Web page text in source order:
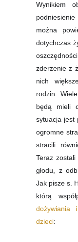
Wynikiem
można
dotychczas
zderzenie z
nich
rodzin.
będą mieli
sytuacja jest
ogromne
stracili
Teraz
głodu, z
Jak pisze s.
którą
dożywiania
dzieci: